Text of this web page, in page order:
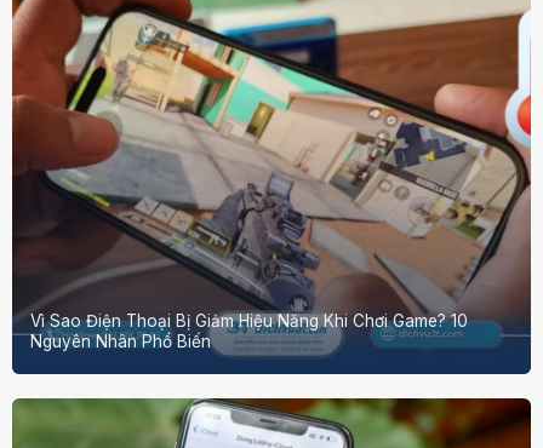
Vì Sao Điện Thoại Bị Giảm Hiệu Năng Khi Chơi Game? 10
Nguyên Nhân Phổ Biến